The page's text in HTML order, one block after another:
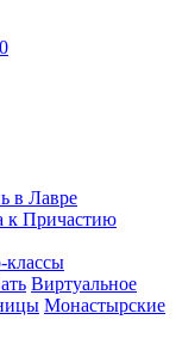
в Лавре
к Причастию
классы
Виртуальное
Монастырские